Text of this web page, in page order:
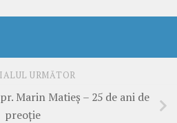
URMĂTOR
Marin Matieș – 25 de ani de
preoție